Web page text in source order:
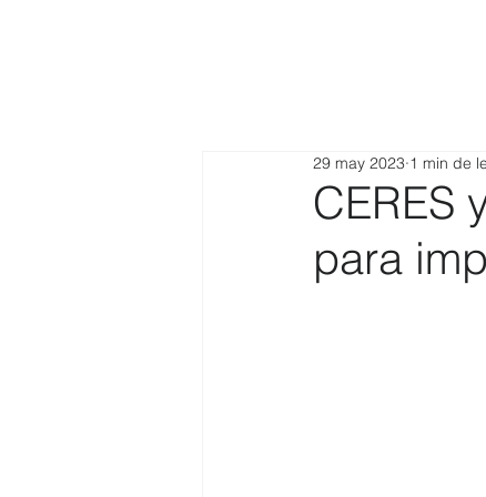
CERES
para
29 may 2023 1 min de